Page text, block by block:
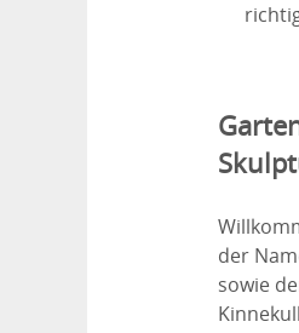
der
sowie